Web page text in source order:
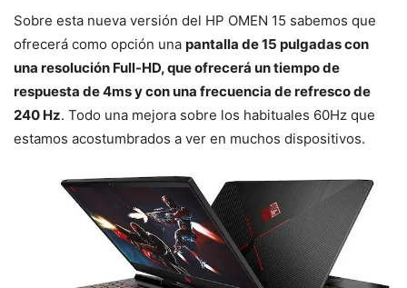
Sobre esta nueva versión del HP OMEN 15 sabemos que
ofrecerá como opción una pantalla de 15 pulgadas con
una resolución Full-HD, que ofrecerá un tiempo de
respuesta de 4ms y con una frecuencia de refresco de
240 Hz. Todo una mejora sobre los habituales 60Hz que
estamos acostumbrados a ver en muchos dispositivos.